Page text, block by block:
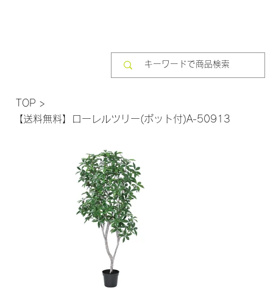
TOP >
【送料無料】ローレルツリー(ポット付)A-50913